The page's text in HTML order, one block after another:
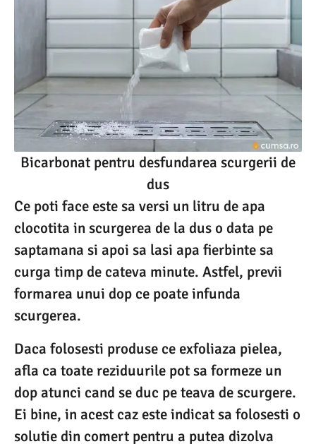
Bicarbonat pentru desfundarea scurgerii de
dus
Ce poti face este sa versi un litru de apa
clocotita in scurgerea de la dus o data pe
saptamana si apoi sa lasi apa fierbinte sa
curga timp de cateva minute. Astfel, previi
formarea unui dop ce poate infunda
scurgerea.
Daca folosesti produse ce exfoliaza pielea,
afla ca toate reziduurile pot sa formeze un
dop atunci cand se duc pe teava de scurgere.
Ei bine, in acest caz este indicat sa folosesti o
solutie din comert pentru a putea dizolva